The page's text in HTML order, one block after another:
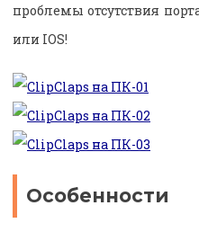
проблемы отсутствия
или IOS!
Особенности